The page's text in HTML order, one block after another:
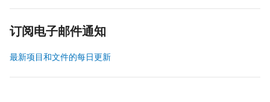
订阅电子邮件通知
最新项目和文件的每日更新